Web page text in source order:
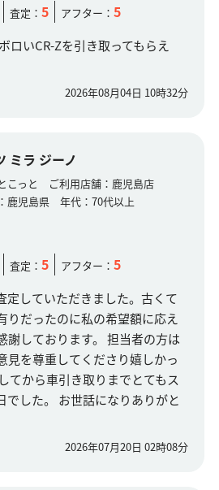
査定： 5 アフター： 5
ロいCR-Zを引き取ってもらえ
2026年08月04日 10時32分
ミラ ジーノ
こっと ご利用店舗： 鹿児島店
鹿児島県 年代： 70代以上
査定： 5 アフター： 5
定していただきました。古くて
りだったのに私の希望額に応え
謝しております。 担当者の方は
見を尊重してくださり嬉しかっ
てから車引き取りまでとてもス
でした。 お世話になりありがと
2026年07月20日 02時08分